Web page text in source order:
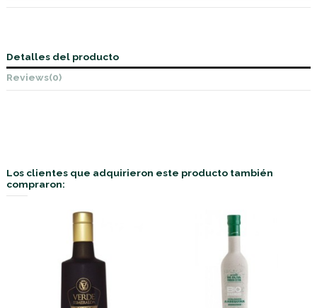
Detalles del producto
Reviews(0)
Los clientes que adquirieron este producto también
compraron: